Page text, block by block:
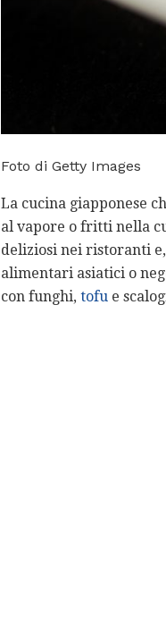
Foto di Getty Images
La cucina giapponese
al vapore o fritti nella
deliziosi nei ristoranti
alimentari asiatici o
con funghi, tofu e